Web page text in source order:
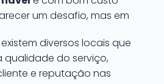
um desafio, mas em
existem diversos locais que
do serviço,
e reputação nas